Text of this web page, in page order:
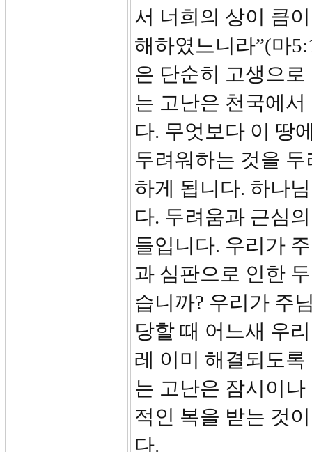
서 너희의 상이 큼
해하였느니라”(마
은 단순히 고생으
는 고난은 천국에
다. 무엇보다 이 땅
두려워하는 것을
하게 됩니다. 하나
다. 두려움과 근심
들입니다. 우리가
과 심판으로 인한
습니까? 우리가 주
당할 때 어느새 우
레 이미 해결되도
는 고난은 잠시이
적인 복을 받는 것
다.